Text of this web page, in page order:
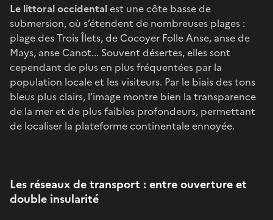
Le littoral occidentalest une côte basse de
submersion, où s’étendent de nombreuses plages :
plage des Trois Îlets, de Cocoyer Folle Anse, anse de
Mays, anse Canot... Souvent désertes, elles sont
cependant de plus en plus fréquentées par la
population locale et les visiteurs. Par le biais des tons
bleus plus clairs, l’image montre bien la transparence
de la mer et de plus faibles profondeurs, permettant
de localiser la plateforme continentale ennoyée.
Les réseaux de transport : entre ouverture et
double insularité